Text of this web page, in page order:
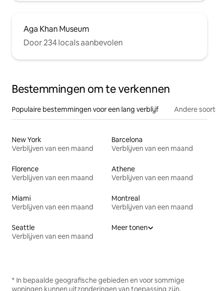
Aga Khan Museum
Door 234 locals aanbevolen
Bestemmingen om te verkennen
Populaire bestemmingen voor een lang verblijf Andere
New York
Verblijven van een maand
Barcelona
Verblijven van een maand
Florence
Verblijven van een maand
Athene
Verblijven van een maand
Miami
Verblijven van een maand
Montreal
Verblijven van een maand
Seattle
Verblijven van een maand
Meer tonen
* In bepaalde geografische gebieden en voor sommige
woningen kunnen uitzonderingen van toepassing zijn.